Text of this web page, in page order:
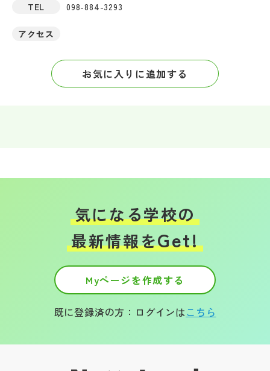
特集
NettyLandかわら版
個人情報保護方針
サイトマップ
TEL 098-884-3293
アクセス
お気に入りに追加する
気になる学校の
最新情報をGet!
Myページを作成する
既に登録済の方：ログインはこちら